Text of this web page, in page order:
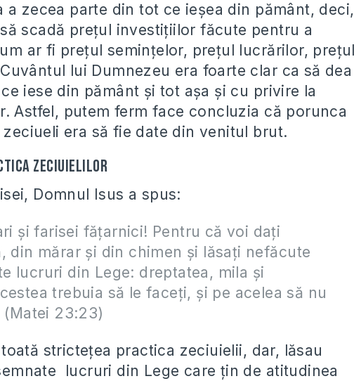
a zecea parte din tot ce ieșea din pământ, deci,
scadă prețul investițiilor făcute pentru a
ar fi prețul semințelor, prețul lucrărilor, prețul
lui Dumnezeu era foarte clar ca să dea
iese din pământ și tot așa și cu privire la
Astfel, putem ferm face concluzia că porunca
zeciueli era să fie date din venitul brut.
zeciuielilor
Domnul Isus a spus:
şi farisei făţarnici! Pentru că voi daţi
din mărar şi din chimen şi lăsaţi nefăcute
lucruri din Lege: dreptatea, mila şi
trebuia să le faceţi, şi pe acelea să nu
(Matei 23:23)
strictețea practica zeciuielii, dar, lăsau
lucruri din Lege care țin de atitudinea